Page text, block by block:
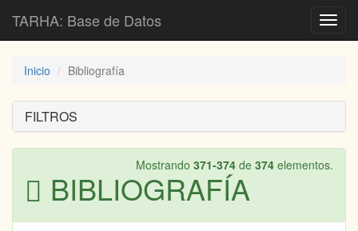
TARHA: Base de Datos
Inicio Bibliografía
FILTROS
Mostrando 371-374 de 374 elementos.
BIBLIOGRAFÍA